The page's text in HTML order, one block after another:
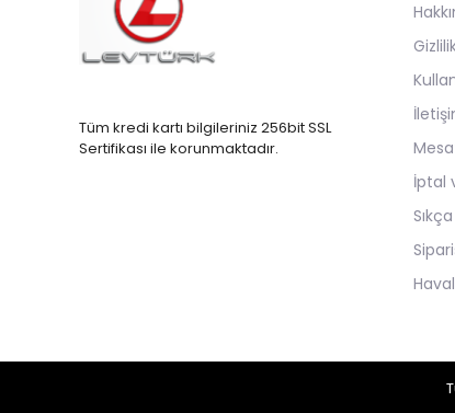
Tüm kredi kartı bilgileriniz 256bit SSL
Sertifikası ile korunmaktadır.
İptal